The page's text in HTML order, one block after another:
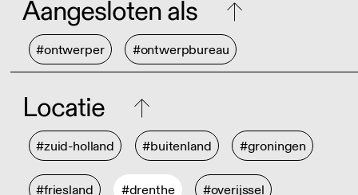
Aangesloten als
#ontwerper #ontwerpbureau
Locatie
#zuid-holland #buitenland #groningen
#friesland #drenthe #overijssel